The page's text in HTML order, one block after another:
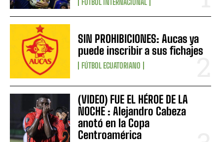
SIN PROHIBICIONES: Aucas ya
puede inscribir a sus fichajes
FÚTBOL ECUATORIANO
(VIDEO) FUE EL HÉROE DE LA
NOCHE : Alejandro Cabeza
anotó en la Copa
Centroamérica